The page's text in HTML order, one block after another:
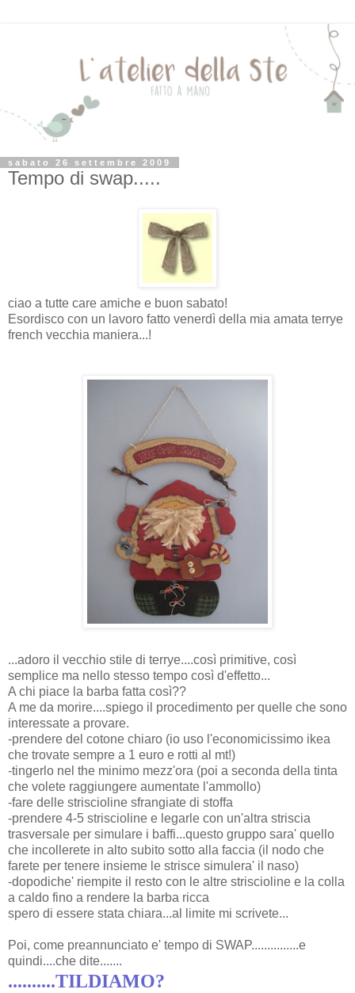
sabato 26 settembre 2009
Tempo di swap.....
ciao a tutte care amiche e buon sabato!
Esordisco con un lavoro fatto venerdì della mia amata terrye
french vecchia maniera...!
...adoro il vecchio stile di terrye....così primitive, così
semplice ma nello stesso tempo così d'effetto...
A chi piace la barba fatta così??
A me da morire....spiego il procedimento per quelle che sono
interessate a provare.
-prendere del cotone chiaro (io uso l'economicissimo ikea
che trovate sempre a 1 euro e rotti al mt!)
-tingerlo nel the minimo mezz'ora (poi a seconda della tinta
che volete raggiungere aumentate l'ammollo)
-fare delle striscioline sfrangiate di stoffa
-prendere 4-5 striscioline e legarle con un'altra striscia
trasversale per simulare i baffi...questo gruppo sara' quello
che incollerete in alto subito sotto alla faccia (il nodo che
farete per tenere insieme le strisce simulera' il naso)
-dopodiche' riempite il resto con le altre striscioline e la colla
a caldo fino a rendere la barba ricca
spero di essere stata chiara...al limite mi scrivete...
Poi, come preannunciato e' tempo di SWAP...............e
quindi....che dite.......
..........TILDIAMO?